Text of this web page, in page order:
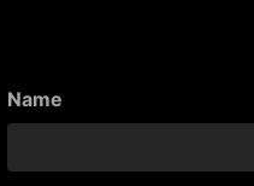
Name